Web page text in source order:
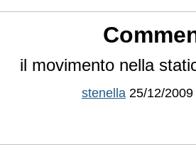
il movimento nella
stenella 25/12/